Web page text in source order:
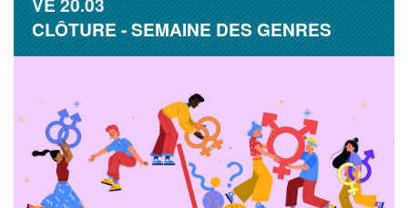
CLÔTURE - SEMAINE DES GENRES